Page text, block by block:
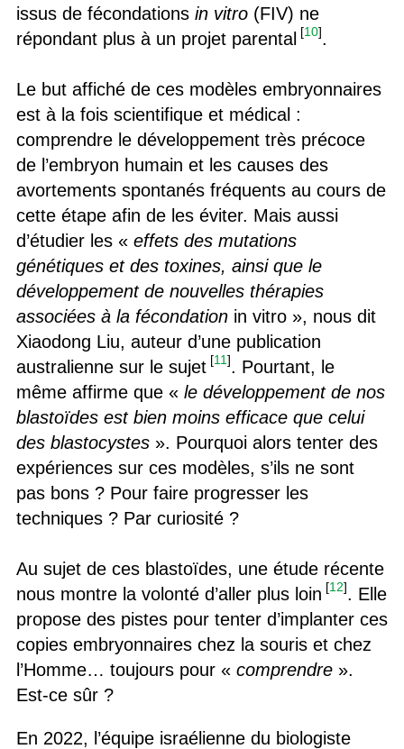
issus de fécondations in vitro(FIV) ne
répondant plus à un projet parental [10].
Le but affiché de ces modèles embryonnaires
est à la fois scientifique et médical :
comprendre le développement très précoce
de l’embryon humain et les causes des
avortements spontanés fréquents au cours de
cette étape afin de les éviter. Mais aussi
d’étudier les « effets des mutations
génétiques et des toxines, ainsi que le
développement de nouvelles thérapies
associées à la fécondationin vitro », nous dit
Xiaodong Liu, auteur d’une publication
australienne sur le sujet [11]. Pourtant, le
même affirme que « le développement de nos
blastoïdes est bien moins efficace que celui
des blastocystes». Pourquoi alors tenter des
expériences sur ces modèles, s’ils ne sont
pas bons ? Pour faire progresser les
techniques ? Par curiosité ?
Au sujet de ces blastoïdes, une étude récente
nous montre la volonté d’aller plus loin [12]. Elle
propose des pistes pour tenter d’implanter ces
copies embryonnaires chez la souris et chez
l’Homme… toujours pour « comprendre».
Est-ce sûr ?
En 2022, l’équipe israélienne du biologiste